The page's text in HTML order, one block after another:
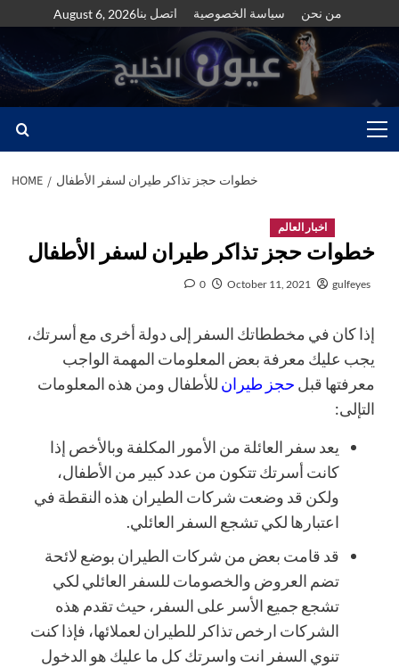
to
content
August 6, 2026اتصل بنا سياسة الخصوصية من نحن
Menu
HOME خطوات حجز تذاكر طيران لسفر الأطفال
اخبار العالم
خطوات حجز تذاكر طيران لسفر الأطفال
gulfeyes
October 11, 2021
0
إذا كان في مخططاتك السفر إلى دولة أخرى مع أسرتك،
يجب عليك معرفة بعض المعلومات المهمة الواجب
معرفتها قبل حجز طيران للأطفال ومن هذه المعلومات
التإلى:
يعد سفر العائلة من الأمور المكلفة وبالأخص إذا
كانت أسرتك تتكون من عدد كبير من الأطفال،
ولكن قد وضعت شركات الطيران هذه النقطة في
اعتبارها لكي تشجع السفر العائلي.
قد قامت بعض من شركات الطيران بوضع لائحة
تضم العروض والخصومات للسفر العائلي لكي
تشجع جميع الأسر على السفر، حيث تقدم هذه
الشركات ارخص تذاكر للطيران لعملائها، فإذا كنت
تنوي السفر انت واسرتك كل ما عليك هو الدخول